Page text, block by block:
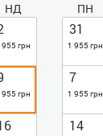
НД
955 грн
955 грн
ПН
31
1 955 грн
7
1 955 грн
14